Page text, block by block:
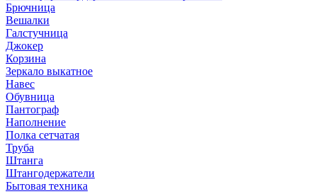
Брючница
Вешалки
Галстучница
Джокер
Корзина
Зеркало выкатное
Навес
Обувница
Пантограф
Наполнение
Полка сетчатая
Труба
Штанга
Штангодержатели
Бытовая техника